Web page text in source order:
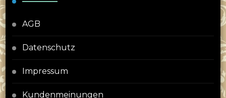
AGB
Datenschutz
Impressum
Kundenmeinungen